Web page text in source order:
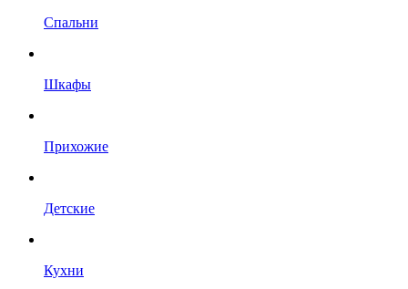
Спальни
Шкафы
Прихожие
Детские
Кухни